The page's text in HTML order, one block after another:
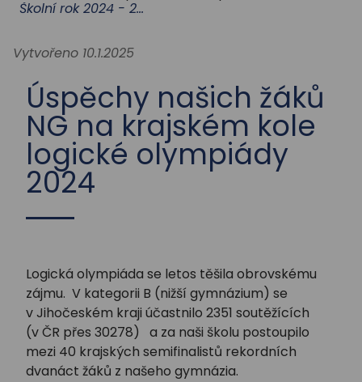
Školní rok 2024 - 2025
Vytvořeno 10.1.2025
Úspěchy našich žáků
NG na krajském kole
logické olympiády
2024
Logická olympiáda se letos těšila obrovskému
zájmu. V kategorii B (nižší gymnázium) se
v Jihočeském kraji účastnilo 2351 soutěžících
(v ČR přes 30278) a za naši školu postoupilo
mezi 40 krajských semifinalistů rekordních
dvanáct žáků z našeho gymnázia.